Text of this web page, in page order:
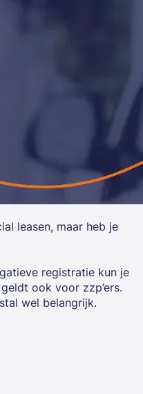
leasen, maar heb je
registratie kun je
ook voor zzp’ers.
wel belangrijk.